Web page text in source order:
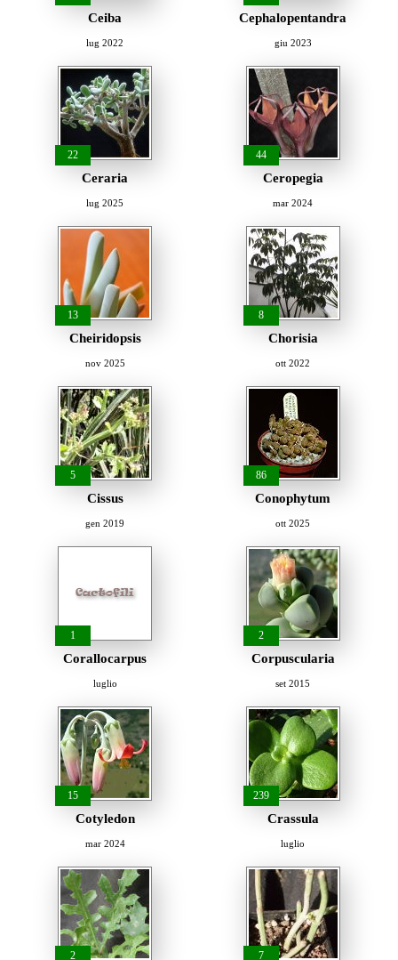
Ceiba
lug 2022
Cephalopentandra
giu 2023
22
Ceraria
lug 2025
44
Ceropegia
mar 2024
13
Cheiridopsis
nov 2025
8
Chorisia
ott 2022
5
Cissus
gen 2019
86
Conophytum
ott 2025
1
Corallocarpus
luglio
2
Corpuscularia
set 2015
15
Cotyledon
mar 2024
239
Crassula
luglio
2 7